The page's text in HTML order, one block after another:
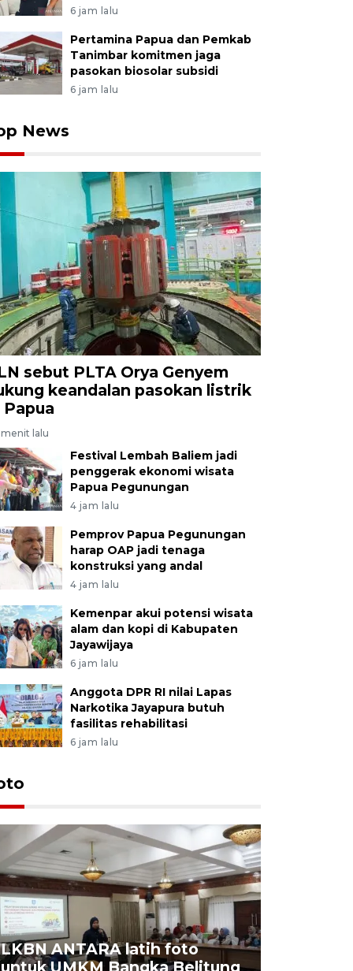
6 jam lalu
Pertamina Papua dan Pemkab
Tanimbar komitmen jaga
pasokan biosolar subsidi
6 jam lalu
News
sebut PLTA Orya Genyem
keandalan pasokan listrik
Papua
lalu
Festival Lembah Baliem jadi
penggerak ekonomi wisata
Papua Pegunungan
4 jam lalu
Pemprov Papua Pegunungan
harap OAP jadi tenaga
konstruksi yang andal
4 jam lalu
Kemenpar akui potensi wisata
alam dan kopi di Kabupaten
Jayawijaya
6 jam lalu
Anggota DPR RI nilai Lapas
Narkotika Jayapura butuh
fasilitas rehabilitasi
6 jam lalu
LKBN ANTARA latih foto